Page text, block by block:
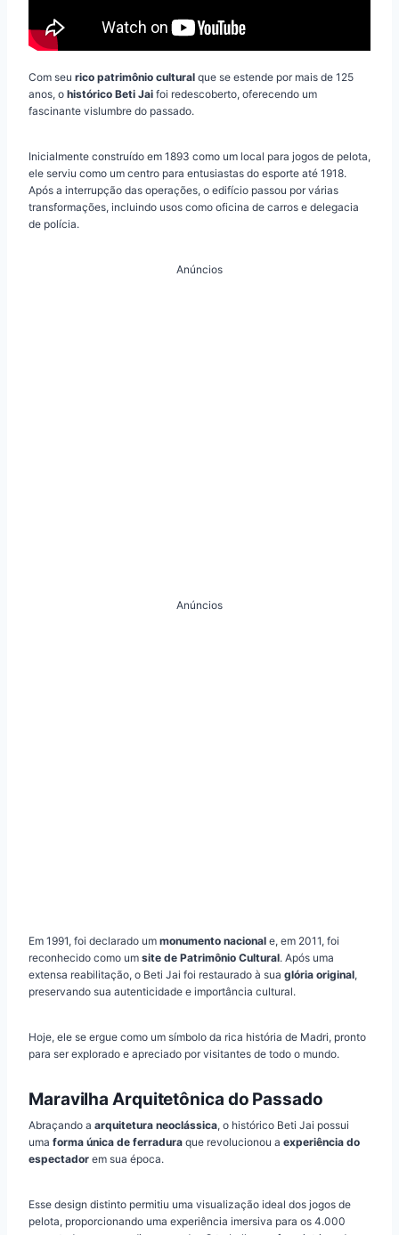
Com seu rico patrimônio cultural que se estende por mais de 125
anos, o histórico Beti Jai foi redescoberto, oferecendo um
fascinante vislumbre do passado.
Inicialmente construído em 1893 como um local para jogos de pelota,
ele serviu como um centro para entusiastas do esporte até 1918.
Após a interrupção das operações, o edifício passou por várias
transformações, incluindo usos como oficina de carros e delegacia
de polícia.
Anúncios
Anúncios
Em 1991, foi declarado um monumento nacional e, em 2011, foi
reconhecido como um site de Patrimônio Cultural. Após uma
extensa reabilitação, o Beti Jai foi restaurado à sua glória original,
preservando sua autenticidade e importância cultural.
Hoje, ele se ergue como um símbolo da rica história de Madri, pronto
para ser explorado e apreciado por visitantes de todo o mundo.
Maravilha Arquitetônica do Passado
Abraçando a arquitetura neoclássica, o histórico Beti Jai possui
uma forma única de ferradura que revolucionou a experiência do
espectador em sua época.
Esse design distinto permitiu uma visualização ideal dos jogos de
pelota, proporcionando uma experiência imersiva para os 4.000